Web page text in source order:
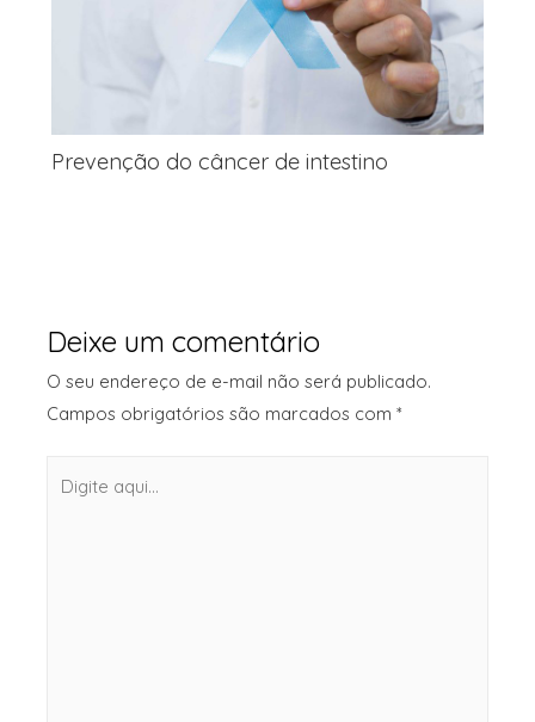
Prevenção do câncer de intestino
Deixe um comentário
O seu endereço de e-mail não será publicado.
Campos obrigatórios são marcados com*